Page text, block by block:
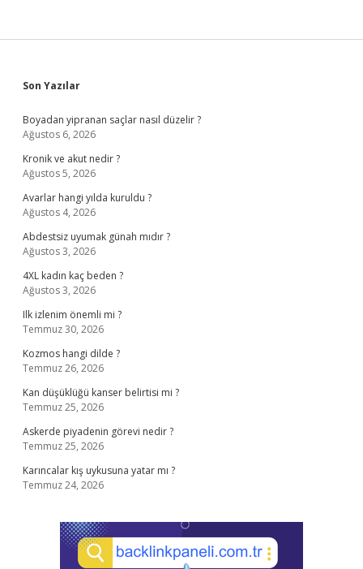
Sidebar
Son Yazılar
Boyadan yipranan saçlar nasıl düzelir ?
Ağustos 6, 2026
Kronik ve akut nedir ?
Ağustos 5, 2026
Avarlar hangi yılda kuruldu ?
Ağustos 4, 2026
Abdestsiz uyumak günah mıdır ?
Ağustos 3, 2026
4XL kadın kaç beden ?
Ağustos 3, 2026
Ilk izlenim önemli mi ?
Temmuz 30, 2026
Kozmos hangi dilde ?
Temmuz 26, 2026
Kan düşüklüğü kanser belirtisi mi ?
Temmuz 25, 2026
Askerde piyadenin görevi nedir ?
Temmuz 25, 2026
Karıncalar kış uykusuna yatar mı ?
Temmuz 24, 2026